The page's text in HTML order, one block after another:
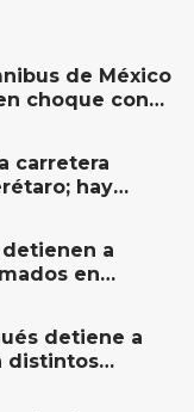
de México
choque con
Juan del Río
carretera
hay
a
en
detiene a
distintos